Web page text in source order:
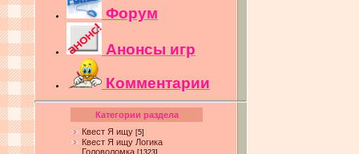
Форум
Анонсы игр
Комментарии
Категории раздела
Квест Я ищу [5]
Квест Я ищу Логика
Головоломка [1323]